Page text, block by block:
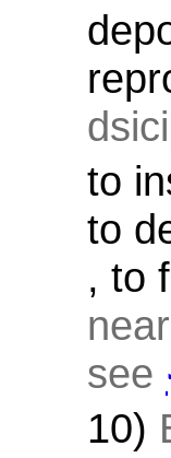
to
to
, to
see
10)